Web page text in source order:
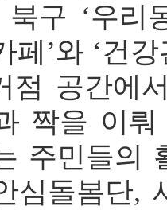
북구 ‘우리
페’와 ‘건
점 공간에
짝을 이
주민들의
심돌봄단,